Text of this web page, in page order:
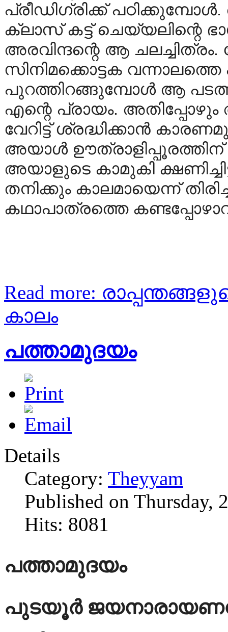
പ്രീഡിഗ്രിക്ക്
ക്ലാസ് കട്ട് ചെയ്യലിന്റെ
അരവിന്ദന്റെ ആ
സിനിമക്കൊട്ടക
പുറത്തിറങ്ങുമ്പോൾ ആ
എന്റെ പ്രായം.
വേറിട്ട്‌ ശ്രദ്ധിക്കാൻ
അയാൾ
അയാളുടെ കാമുകി
തനിക്കും കാലമായെന്ന്
കഥാപാത്രത്തെ
Read more:
കാലം
പത്താമുദയം
Details
Category: Theyyam
Published on Thursday,
Hits: 8081
പത്താമുദയം
പുടയൂർ